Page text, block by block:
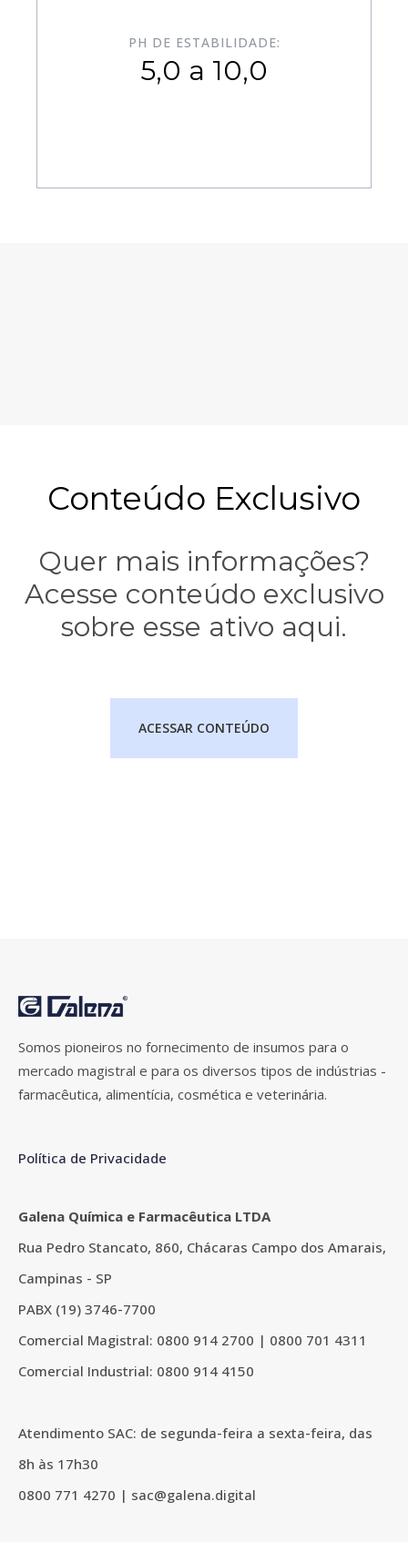
PH DE ESTABILIDADE:
5,0 a 10,0
Conteúdo Exclusivo
Quer mais informações?
Acesse conteúdo exclusivo
sobre esse ativo aqui.
ACESSAR CONTEÚDO
Somos pioneiros no fornecimento de insumos para o
mercado magistral e para os diversos tipos de indústrias -
farmacêutica, alimentícia, cosmética e veterinária.
Política de Privacidade
Galena Química e Farmacêutica LTDA
Rua Pedro Stancato, 860, Chácaras Campo dos Amarais,
Campinas - SP
PABX (19) 3746-7700
Comercial Magistral: 0800 914 2700 | 0800 701 4311
Comercial Industrial: 0800 914 4150
Atendimento SAC: de segunda-feira a sexta-feira, das
8h às 17h30
0800 771 4270 | sac@galena.digital